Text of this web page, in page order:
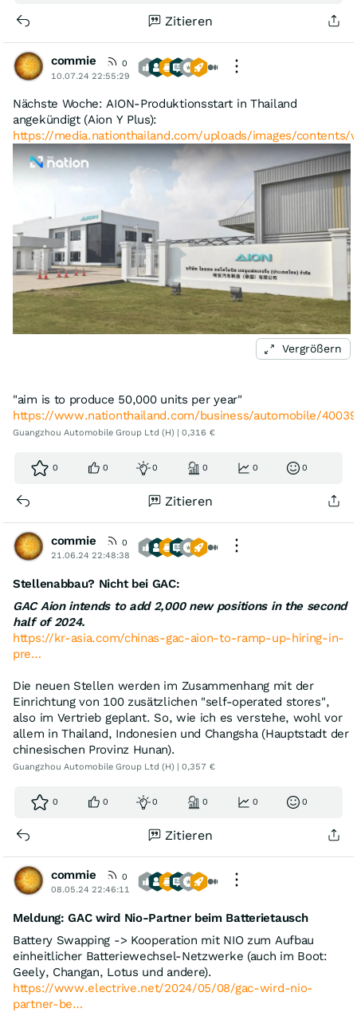
Zitieren
commie
0
10.07.24 22:55:29
Nächste Woche: AION-Produktionsstart in Thailand
angekündigt (Aion Y Plus):
https://media.nationthailand.com/uploads/images/contents/
Vergrößern
"aim is to produce 50,000 units per year"
https://www.nationthailand.com/business/automobile/
Guangzhou Automobile Group Ltd (H) | 0,316 €
0 0 0 0 0 0
Zitieren
commie
0
21.06.24 22:48:38
Stellenabbau? Nicht bei GAC:
GAC Aion intends to add 2,000 new positions in the second
half of 2024.
https://kr-asia.com/chinas-gac-aion-to-ramp-up-hiring-in-
pre…
Die neuen Stellen werden im Zusammenhang mit der
Einrichtung von 100 zusätzlichen "self-operated stores",
also im Vertrieb geplant. So, wie ich es verstehe, wohl vor
allem in Thailand, Indonesien und Changsha (Hauptstadt der
chinesischen Provinz Hunan).
Guangzhou Automobile Group Ltd (H) | 0,357 €
0 0 0 0 0 0
Zitieren
commie
0
08.05.24 22:46:11
Meldung: GAC wird Nio-Partner beim Batterietausch
Battery Swapping -> Kooperation mit NIO zum Aufbau
einheitlicher Batteriewechsel-Netzwerke (auch im Boot:
Geely, Changan, Lotus und andere).
https://www.electrive.net/2024/05/08/gac-wird-nio-
partner-be…